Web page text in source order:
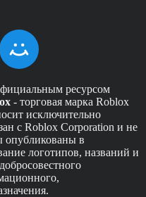
ресурсом
- торговая марка Roblox
исключительно
с Roblox Corporation и не
опубликованы в
логотипов, названий и